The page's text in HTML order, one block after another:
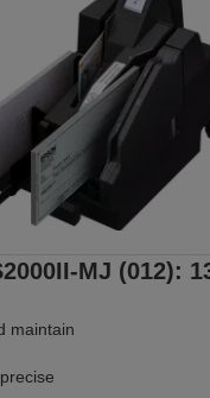
MJ (012):
maintain